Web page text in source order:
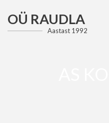
OÜ RAUDLA
Aastast 1992